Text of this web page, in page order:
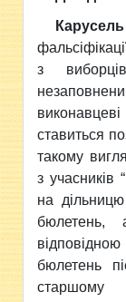
з
ставиться
такому
з учасників
на
бюлетень
старшому